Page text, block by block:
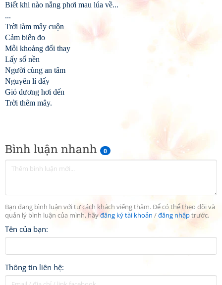
Bình luận nhanh 0
Bạn đang bình luận với tư cách khách viếng thăm. Để có thể theo dõi và
quản lý bình luận của mình, hãyđăng ký tài khoản /đăng nhậptrước.
Tên của bạn:
Thông tin liên hệ:
Biết khi nào nắng phơi mau lúa về...
...
Trời làm mây cuộn
Cảm biến đo
Mỗi khoảng đổi thay
Lấy số nền
Người cùng an tâm
Nguyên lí đấy
Gió đương hơi đến
Trời thêm mây.